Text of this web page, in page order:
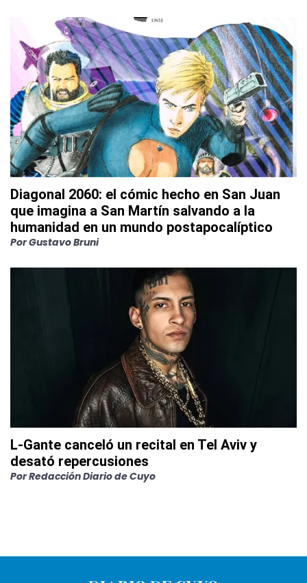
Diagonal 2060: el cómic hecho en San Juan
que imagina a San Martín salvando a la
humanidad en un mundo postapocalíptico
PorGustavo Bruni
L-Gante canceló un recital en Tel Aviv y
desató repercusiones
PorRedacción Diario de Cuyo